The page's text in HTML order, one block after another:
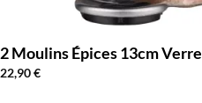
2 Moulins Épices 13cm Verre
22,90€